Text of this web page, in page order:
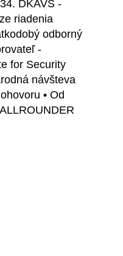
DKAVŠ -
riadenia
odborný
-
for Security
návšteva
• Od